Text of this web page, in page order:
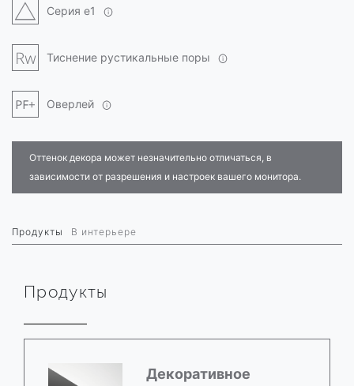
Серия e1
Тиснение рустикальные поры
Оверлей
Оттенок декора может незначительно отличаться, в
зависимости от разрешения и настроек вашего монитора.
Продукты В интерьере
Продукты
Декоративное